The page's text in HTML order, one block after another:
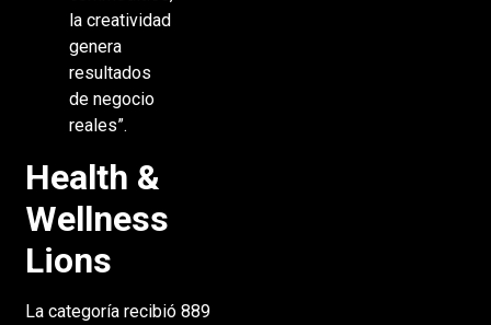
la creatividad
genera
resultados
de negocio
reales”.
Health &
Wellness
Lions
La categoría recibió 889